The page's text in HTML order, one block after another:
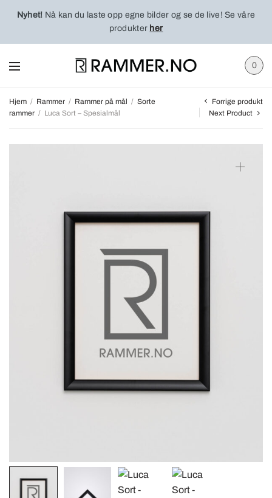
Nyhet! Nå kan du laste opp egne bilder og se de live! Se våre
produkter her
0
Hjem / Rammer / Rammer på mål / Sorte
rammer / Luca Sort – Spesialmål
Forrige produkt
Next Product